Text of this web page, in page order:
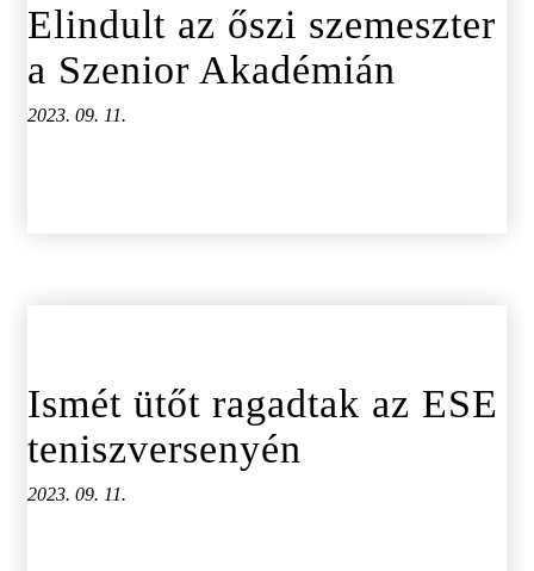
Elindult az őszi szemeszter
a Szenior Akadémián
2023. 09. 11.
Ismét ütőt ragadtak az ESE
teniszversenyén
2023. 09. 11.